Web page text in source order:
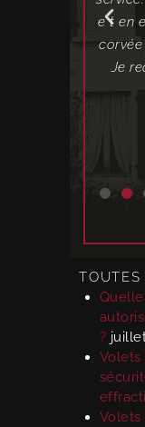
e t en
Je
?
Volets